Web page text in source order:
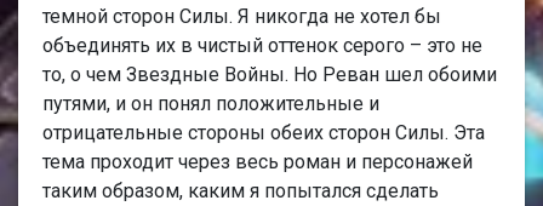
темной сторон Силы. Я никогда не хотел бы
объединять их в чистый оттенок серого – это не
то, о чем Звездные Войны. Но Реван шел обоими
путями, и он понял положительные и
отрицательные стороны обеих сторон Силы. Эта
тема проходит через весь роман и персонажей
таким образом, каким я попытался сделать